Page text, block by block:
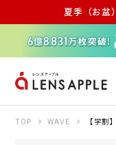
夏季（お盆
アキュ
TOP WAVE 【学割